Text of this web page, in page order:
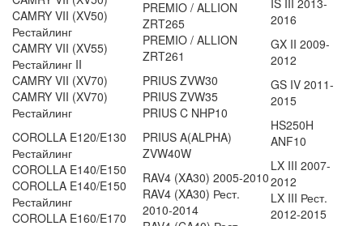
CAMRY VII (XV50)
Рестайлинг
CAMRY VII (XV55)
Рестайлинг II
CAMRY VII (XV70)
CAMRY VII (XV70)
Рестайлинг
COROLLA E120/E130
Рестайлинг
COROLLA E140/E150
COROLLA E140/E150
Рестайлинг
COROLLA E160/E170
PREMIO / ALLION
ZRT265
PREMIO / ALLION
ZRT261
PRIUS ZVW30
PRIUS ZVW35
PRIUS C NHP10
PRIUS A(ALPHA)
ZVW40W
RAV4 (XA30) 2005-2010
RAV4 (XA30) Рест.
2010-2014
IS III 2013-
2016
GX II 2009-
2012
GS IV 2011-
2015
HS250H
ANF10
LX III 2007-
2012
LX III Рест.
2012-2015